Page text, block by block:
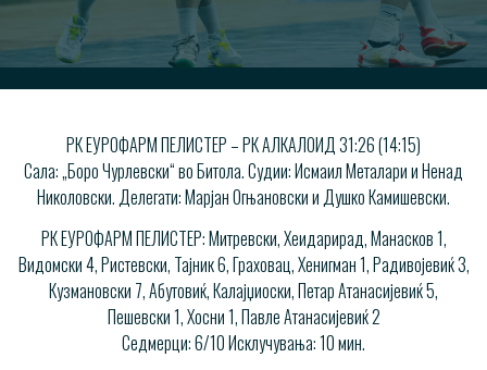
РК ЕУРОФАРМ ПЕЛИСТЕР – РК АЛКАЛОИД 31:26 (14:15)
Сала: „Боро Чурлевски“ во Битола. Судии: Исмаил Металари и Ненад
Николовски. Делегати: Марјан Огњановски и Душко Камишевски.
РК ЕУРОФАРМ ПЕЛИСТЕР: Митревски, Хеидарирад, Манасков 1,
Видомски 4, Ристевски, Тајник 6, Граховац, Хенигман 1, Радивојевиќ 3,
Кузмановски 7, Абутовиќ, Калајџиоски, Петар Атанасијевиќ 5,
Пешевски 1, Хосни 1, Павле Атанасијевиќ 2
Седмерци: 6/10 Исклучувања: 10 мин.